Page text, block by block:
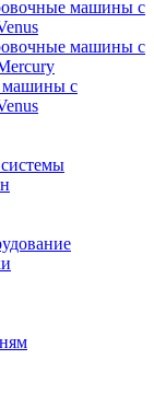
машины с
машины с
машины с